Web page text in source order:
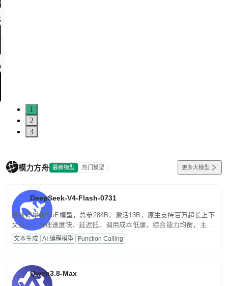
1
2
3
模力方舟 最新模型 热门模型 更多大模型
DeepSeek-V4-Flash-0731
高效轻量化MoE模型，总参284B，激活13B，原生支持百万超长上下
文能力。推理速度快、延迟低、调用成本低廉，综合能力均衡，主打
高并发、轻量化任务，适合日常对话、内容创作、基础 RAG、批量
文案处理等普惠刚需场景。
文本生成 AI 编程模型 Function Calling
Qwen3.8-Max